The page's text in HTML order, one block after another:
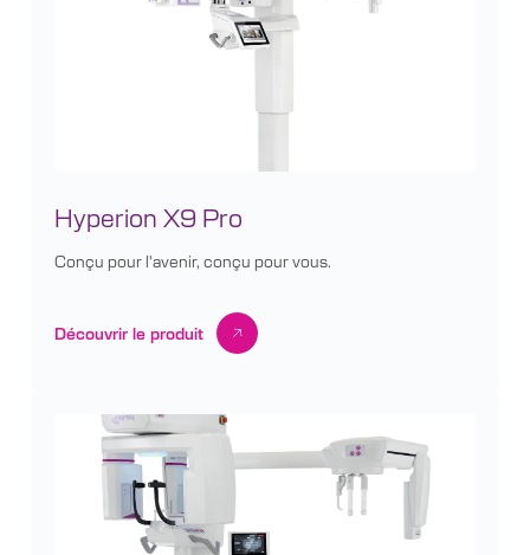
Hyperion X9 Pro
Conçu pour l'avenir, conçu pour vous.
Découvrir le produit